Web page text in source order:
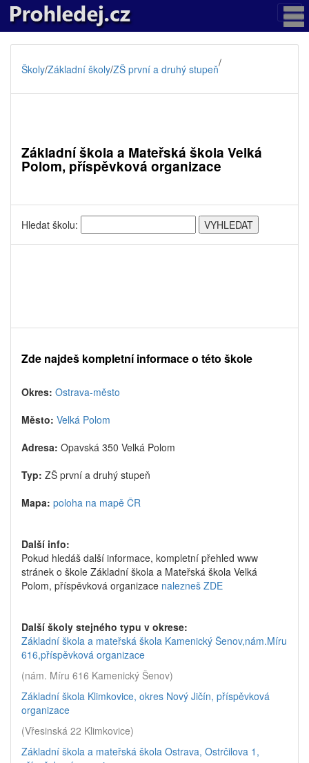
Školy/Základní školy/ZŠ první a druhý stupeň/
Základní škola a Mateřská škola Velká
Polom, příspěvková organizace
Hledat školu:
Zde najdeš kompletní informace o této škole
Okres: Ostrava-město
Město: Velká Polom
Adresa: Opavská 350 Velká Polom
Typ: ZŠ první a druhý stupeň
Mapa: poloha na mapě ČR
Další info:
Pokud hledáš další informace, kompletní přehled www
stránek o škole Základní škola a Mateřská škola Velká
Polom, příspěvková organizace nalezneš ZDE
Další školy stejného typu v okrese:
Základní škola a mateřská škola Kamenický Šenov,nám.Míru
616,příspěvková organizace
(nám. Míru 616 Kamenický Šenov)
Základní škola Klimkovice, okres Nový Jičín, příspěvková
organizace
(Vřesinská 22 Klimkovice)
Základní škola a mateřská škola Ostrava, Ostrčilova 1,